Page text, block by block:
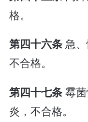
格。
第四十六条急
不合格。
第四十七条霉
炎，不合格。